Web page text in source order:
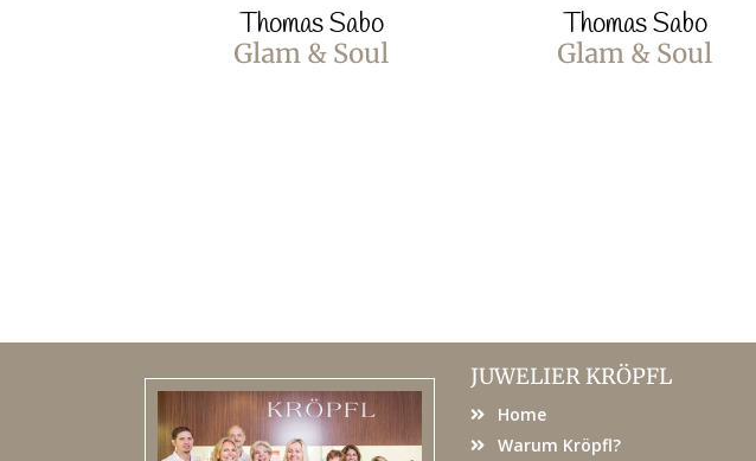
Thomas Sabo
Glam & Soul
Thomas Sabo
Glam & Soul
JUWELIER KRÖPFL
Home
Warum Kröpfl?